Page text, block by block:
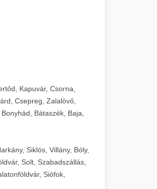
Kapuvár, Csorna,
Csepreg, Zalalövő,
Bátaszék, Baja,
Siklós, Villány, Bóly,
Solt, Szabadszállás,
Siófok,